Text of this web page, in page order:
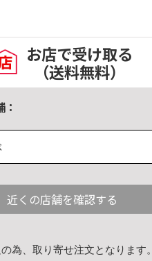
お店で受け取る
（送料無料）
近くの店舗を確認する
為、取り寄せ注文となります。